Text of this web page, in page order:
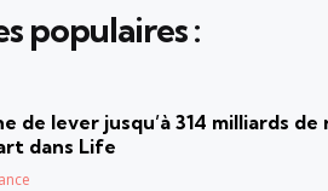
populaires :
de lever jusqu’à 314 milliards de
dans Life